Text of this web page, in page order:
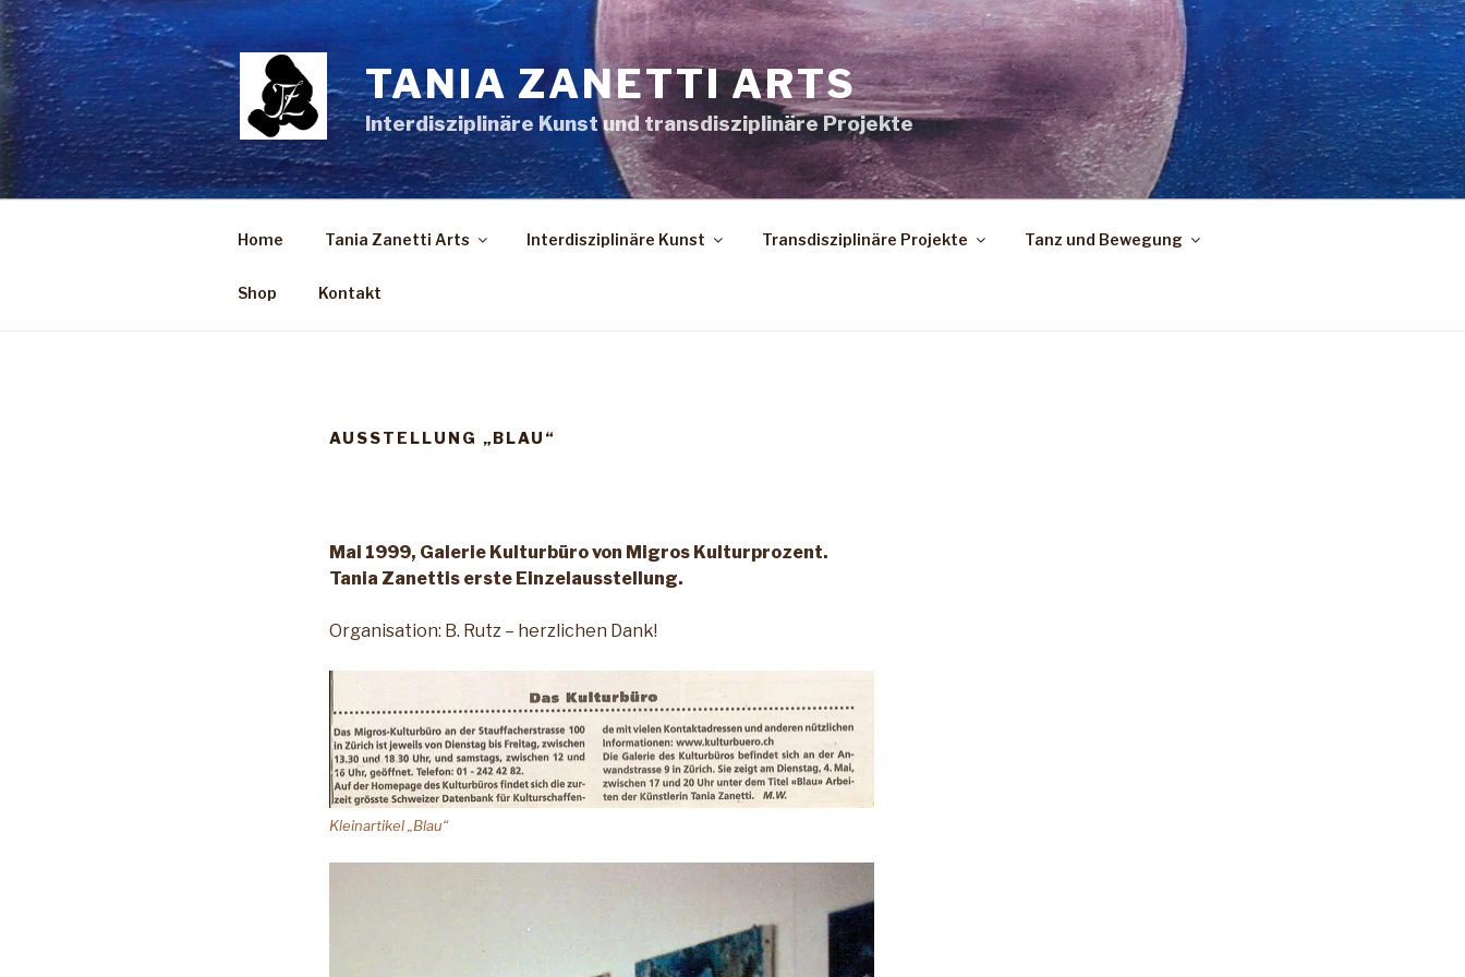
Zum
Inhalt
springen
TANIA ZANETTI ARTS
Interdisziplinäre Kunst und transdisziplinäre Projekte
Home Tania Zanetti Arts Interdisziplinäre Kunst Transdisziplinäre Projekte Tanz und Bewegung
Shop Kontakt
AUSSTELLUNG „BLAU“
Mai 1999, Galerie Kulturbüro von Migros Kulturprozent.
Tania Zanettis erste Einzelausstellung.
Organisation: B. Rutz – herzlichen Dank!
Kleinartikel „Blau“